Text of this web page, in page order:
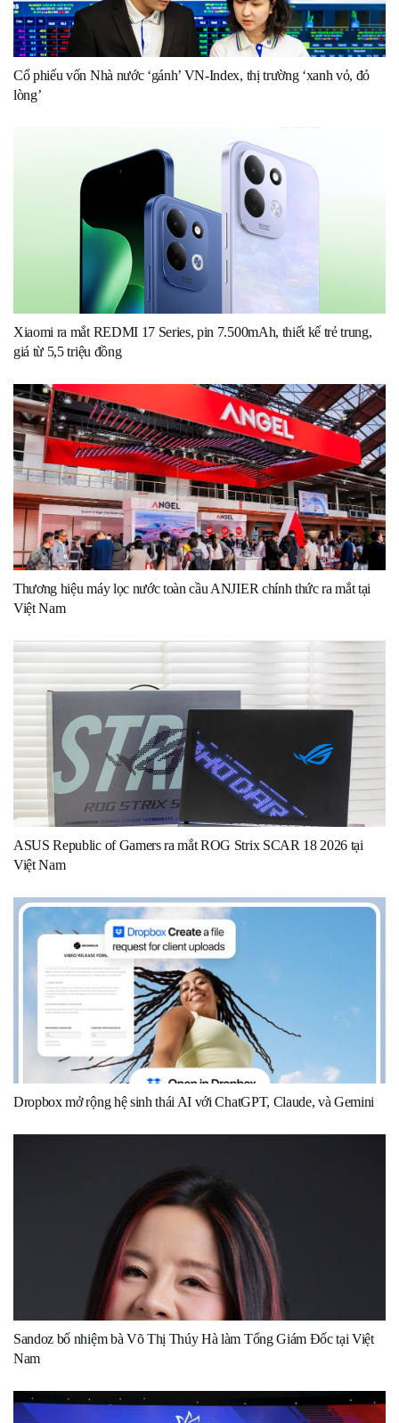
Cổ phiếu vốn Nhà nước ‘gánh’ VN-Index, thị trường ‘xanh vỏ, đỏ
lòng’
Xiaomi ra mắt REDMI 17 Series, pin 7.500mAh, thiết kế trẻ trung,
giá từ 5,5 triệu đồng
Thương hiệu máy lọc nước toàn cầu ANJIER chính thức ra mắt tại
Việt Nam
ASUS Republic of Gamers ra mắt ROG Strix SCAR 18 2026 tại
Việt Nam
Dropbox mở rộng hệ sinh thái AI với ChatGPT, Claude, và Gemini
Sandoz bổ nhiệm bà Võ Thị Thúy Hà làm Tổng Giám Đốc tại Việt
Nam